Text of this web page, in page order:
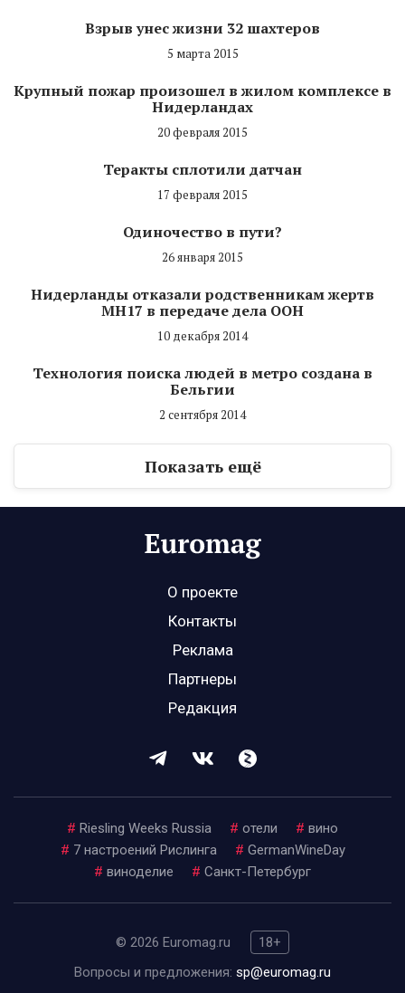
Взрыв унес жизни 32 шахтеров
5 марта 2015
Крупный пожар произошел в жилом комплексе в
Нидерландах
20 февраля 2015
Теракты сплотили датчан
17 февраля 2015
Одиночество в пути?
26 января 2015
Нидерланды отказали родственникам жертв
MH17 в передаче дела ООН
10 декабря 2014
Технология поиска людей в метро создана в
Бельгии
2 сентября 2014
Показать ещё
О проекте
Контакты
Реклама
Партнеры
Редакция
# Riesling Weeks Russia # отели # вино
# 7 настроений Рислинга # GermanWineDay
# виноделие # Санкт-Петербург
© 2026 Euromag.ru
18+
Вопросы и предложения: sp@euromag.ru